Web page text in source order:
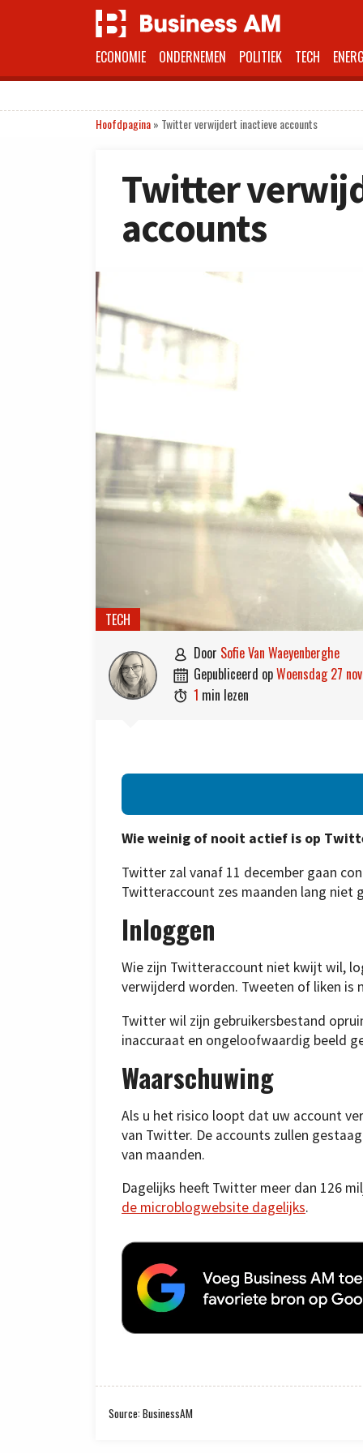
ECONOMIE ONDERNEMEN POLITIEK TECH
Hoofdpagina» Twitter verwijdert inactieve accounts
Twitter
accounts
TECH
 door Sofie Van Waeyenberghe
 gepubliceerd op woensdag 27
 1 min lezen
Wie weinig of nooit actief is op
Twitter zal vanaf 11 december gaan
Twitteraccount zes maanden lang niet
Inloggen
Wie zijn Twitteraccount niet kwijt wil,
verwijderd worden. Tweeten of liken is
Twitter wil zijn gebruikersbestand
inaccuraat en ongeloofwaardig beeld
Waarschuwing
Als u het risico loopt dat uw account
van Twitter. De accounts zullen
van maanden.
Dagelijks heeft Twitter meer dan 126
de microblogwebsite dagelijks.
Source: BusinessAM